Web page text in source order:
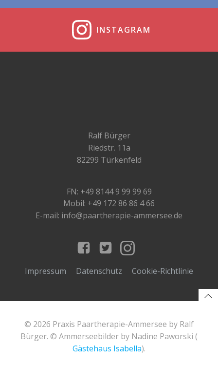
INSTAGRAM
Ralf Bürger
Riedstr. 11a
82299 Türkenfeld
FN: +49 8144 9 99 99 69
Mobil: +49 172 86 86 4 66
E-mail: info@paartherapie-ammersee.de
Impressum Datenschutz Cookie-Richtlinie
© 2026 Praxis Paartherapie-Ammersee by Ralf
Bürger. © Ammerseebilder by Nadine Paworski (
Gästehaus Isabella).